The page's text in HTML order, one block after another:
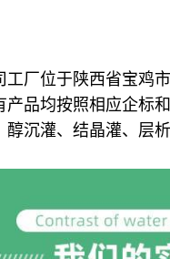
厂位于陕西省宝鸡
品均按照相应企标
沉灌、结晶灌、层